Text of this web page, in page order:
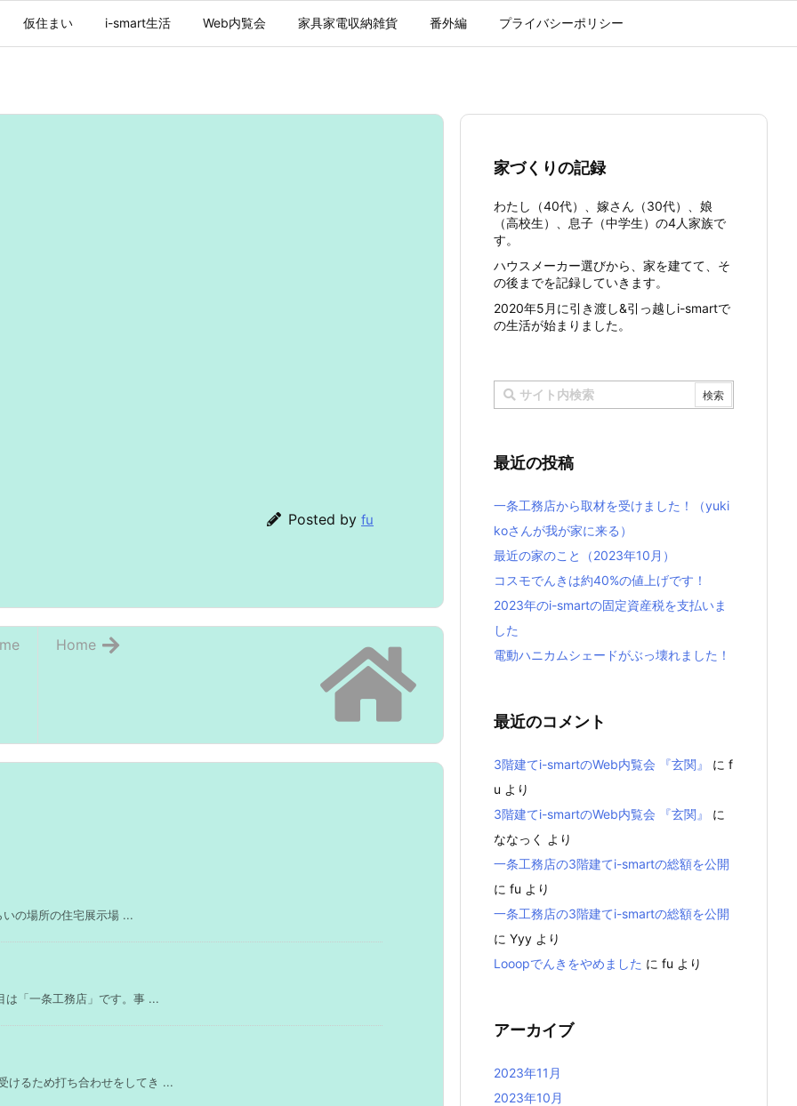
仮住まい i-smart生活 Web内覧会 家具家電収納雑貨 番外編 プライバシーポリシー
Posted by fu
Home
の場所の住宅展示場 ...
は「一条工務店」です。事 ...
けるため打ち合わせをしてき ...
家づくりの記録
わたし（40代）、嫁さん（30代）、娘
（高校生）、息子（中学生）の4人家族で
す。
ハウスメーカー選びから、家を建てて、そ
の後までを記録していきます。
2020年5月に引き渡し&引っ越しi-smartで
の生活が始まりました。
最近の投稿
一条工務店から取材を受けました！（yuki
koさんが我が家に来る）
最近の家のこと（2023年10月）
コスモでんきは約40%の値上げです！
2023年のi-smartの固定資産税を支払いま
した
電動ハニカムシェードがぶっ壊れました！
最近のコメント
3階建てi-smartのWeb内覧会 『玄関』 に f
u より
3階建てi-smartのWeb内覧会 『玄関』
に
ななっく
より
一条工務店の3階建てi-smartの総額を公開
に fu より
一条工務店の3階建てi-smartの総額を公開
に Yyy より
Looopでんきをやめました に fu より
アーカイブ
2023年11月
2023年10月